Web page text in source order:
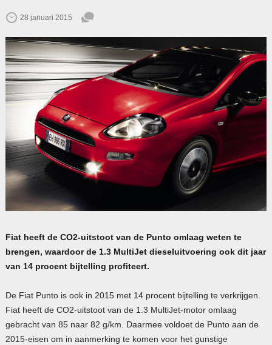
28 januari 2015
Fiat heeft de CO2-uitstoot van de Punto omlaag weten te
brengen, waardoor de 1.3 MultiJet dieseluitvoering ook dit jaar
van 14 procent bijtelling profiteert.
De Fiat Punto is ook in 2015 met 14 procent bijtelling te verkrijgen.
Fiat heeft de CO2-uitstoot van de 1.3 MultiJet-motor omlaag
gebracht van 85 naar 82 g/km. Daarmee voldoet de Punto aan de
2015-eisen om in aanmerking te komen voor het gunstige